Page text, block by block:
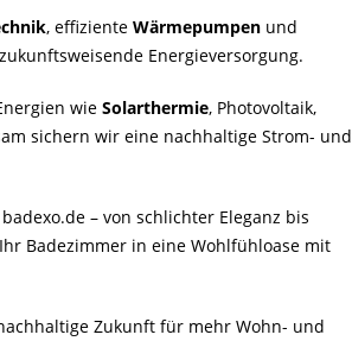
, effiziente Wärmepumpen und
Energieversorgung.
wie Solarthermie, Photovoltaik,
sichern wir eine nachhaltige Strom- und
– von schlichter Eleganz bis
Badezimmer in eine Wohlfühloase mit
Zukunft für mehr Wohn- und